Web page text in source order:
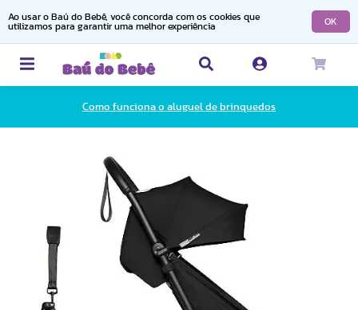
Ao usar o Baú do Bebê, você concorda com os cookies que
utilizamos para garantir uma melhor experiência
OK
Como funciona o aluguel de brinquedos